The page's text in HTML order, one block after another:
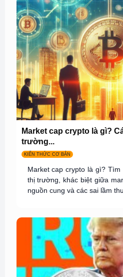
Market cap crypto là gì?
trường...
KIẾN THỨC CƠ BẢN
Market cap crypto là gì?
thị trường, khác biệt giữa
nguồn cung và các sai lầm